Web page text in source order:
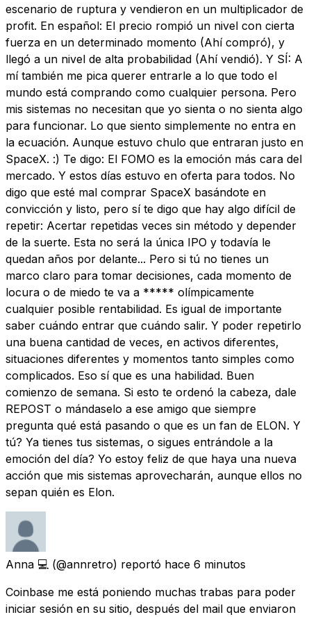
escenario de ruptura y vendieron en un multiplicador de
profit. En español: El precio rompió un nivel con cierta
fuerza en un determinado momento (Ahí compró), y
llegó a un nivel de alta probabilidad (Ahí vendió). Y SÍ: A
mí también me pica querer entrarle a lo que todo el
mundo está comprando como cualquier persona. Pero
mis sistemas no necesitan que yo sienta o no sienta algo
para funcionar. Lo que siento simplemente no entra en
la ecuación. Aunque estuvo chulo que entraran justo en
SpaceX. :) Te digo: El FOMO es la emoción más cara del
mercado. Y estos días estuvo en oferta para todos. No
digo que esté mal comprar SpaceX basándote en
convicción y listo, pero sí te digo que hay algo difícil de
repetir: Acertar repetidas veces sin método y depender
de la suerte. Esta no será la única IPO y todavía le
quedan años por delante... Pero si tú no tienes un
marco claro para tomar decisiones, cada momento de
locura o de miedo te va a ***** olímpicamente
cualquier posible rentabilidad. Es igual de importante
saber cuándo entrar que cuándo salir. Y poder repetirlo
una buena cantidad de veces, en activos diferentes,
situaciones diferentes y momentos tanto simples como
complicados. Eso sí que es una habilidad. Buen
comienzo de semana. Si esto te ordenó la cabeza, dale
REPOST o mándaselo a ese amigo que siempre
pregunta qué está pasando o que es un fan de ELON. Y
tú? Ya tienes tus sistemas, o sigues entrándole a la
emoción del día? Yo estoy feliz de que haya una nueva
acción que mis sistemas aprovecharán, aunque ellos no
sepan quién es Elon.
Anna 💻 (@annretro) reportó hace 6 minutos
Coinbase me está poniendo muchas trabas para poder
iniciar sesión en su sitio, después del mail que enviaron